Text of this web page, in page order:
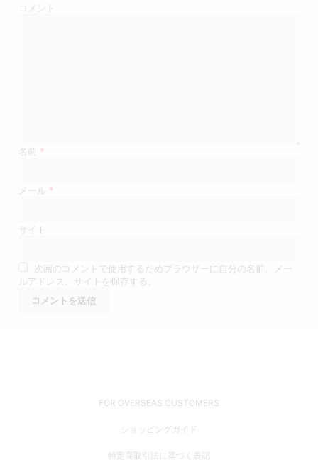
ョコメント
名前 *
メール *
サイト
次回のコメントで使用するためブラウザーに自分の名前、メー
ルアドレス、サイトを保存する。
FOR OVERSEAS CUSTOMERS
ショッピングガイド
特定商取引法に基づく表記